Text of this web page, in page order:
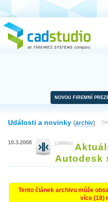
NOVOU FIREMNÍ
Události a novinky (archiv)
10.3.2008 [24896x]
Autodesk
Tento článek archivu může
více (18)